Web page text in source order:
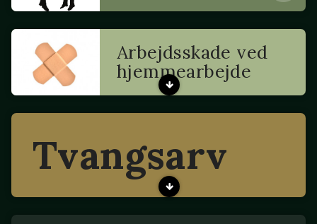
Arbejdsskade ved
hjemmearbejde
Tvangsarv